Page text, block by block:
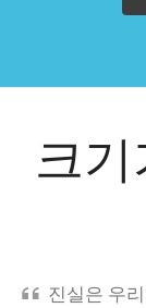
크
진실은 우